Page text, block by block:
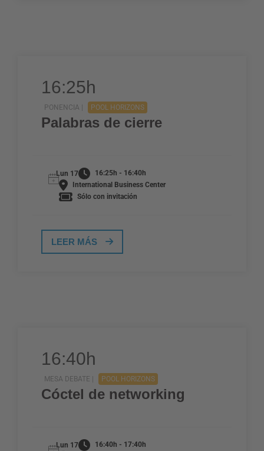
16:25h
PONENCIA | POOL HORIZONS
Palabras de cierre
Lun 17
16:25h - 16:40h
International Business Center
Sólo con invitación
LEER MÁS
16:40h
MESA DEBATE | POOL HORIZONS
Cóctel de networking
Lun 17
16:40h - 17:40h